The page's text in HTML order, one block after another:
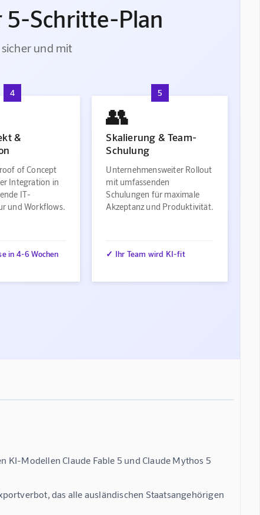
5-Schritte-Plan
und mit
4
&
of Concept
Integration in
IT-
und Workflows.
in 4-6 Wochen
5
👥
Skalierung & Team-
Schulung
Unternehmensweiter Rollout
mit umfassenden
Schulungen für maximale
Akzeptanz und Produktivität.
✓ Ihr Team wird KI-fit
KI-Modellen Claude Fable 5 und Claude Mythos 5
das alle ausländischen Staatsangehörigen